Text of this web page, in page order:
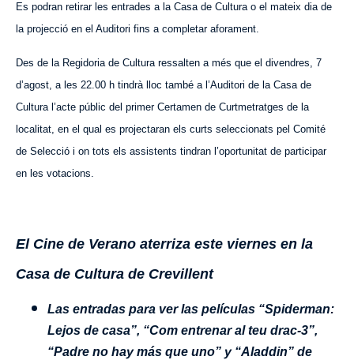
Es podran retirar les entrades a la Casa de Cultura o el mateix dia de
la projecció en el Auditori fins a completar aforament.
Des de la Regidoria de Cultura ressalten a més que el divendres, 7
d’agost, a les 22.00 h tindrà lloc també a l’Auditori de la Casa de
Cultura l’acte públic del primer Certamen de Curtmetratges de la
localitat, en el qual es projectaran els curts seleccionats pel Comité
de Selecció i on tots els assistents tindran l’oportunitat de participar
en les votacions.
El Cine de Verano aterriza este viernes en la
Casa de Cultura de Crevillent
Las entradas para ver las películas “Spiderman:
Lejos de casa”, “Com entrenar al teu drac-3”,
“Padre no hay más que uno” y “Aladdin” de